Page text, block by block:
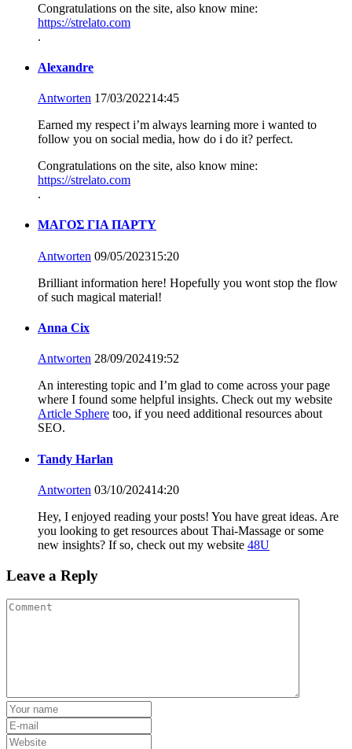
Congratulations on the site, also know mine:
https://strelato.com
.
Alexandre
Antworten 17/03/202214:45
Earned my respect i’m always learning more i wanted to
follow you on social media, how do i do it? perfect.
Congratulations on the site, also know mine:
https://strelato.com
.
ΜΑΓΟΣ ΓΙΑ ΠΑΡΤΥ
Antworten 09/05/202315:20
Brilliant information here! Hopefully you wont stop the flow
of such magical material!
Anna Cix
Antworten 28/09/202419:52
An interesting topic and I’m glad to come across your page
where I found some helpful insights. Check out my website
Article Sphere too, if you need additional resources about
SEO.
Tandy Harlan
Antworten 03/10/202414:20
Hey, I enjoyed reading your posts! You have great ideas. Are
you looking to get resources about Thai-Massage or some
new insights? If so, check out my website 48U
Leave a Reply